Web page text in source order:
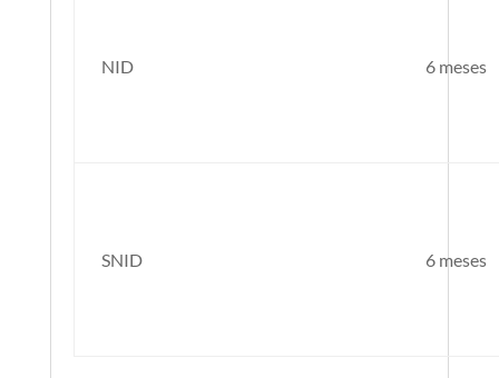
NID 6 meses
SNID 6 meses